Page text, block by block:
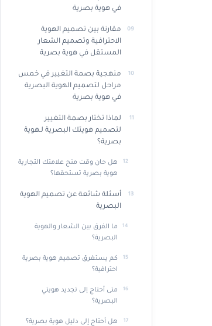
في هوية بصرية
مقارنة بين تصميم الهوية
الاحترافية وتصميم الشعار
المستقل في هوية بصرية
منهجية بصمة التغيير في خمس
مراحل لتصميم الهوية البصرية
في هوية بصرية
لماذا تختار بصمة التغيير
لتصميم هويتك البصرية لـهوية
بصرية؟
هل حان وقت منح علامتك التجارية
هوية بصرية تستحقها؟
أسئلة شائعة عن تصميم الهوية
البصرية
ما الفرق بين الشعار والهوية
البصرية؟
كم يستغرق تصميم هوية بصرية
احترافية؟
متى أحتاج إلى تجديد هويتي
البصرية؟
هل أحتاج إلى دليل هوية بصرية؟